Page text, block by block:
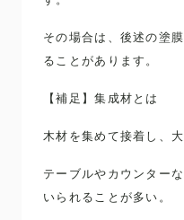
その場合は、後述の塗
ることがあります。
【補足】集成材とは
木材を集めて接着し、
テーブルやカウンター
いられることが多い。